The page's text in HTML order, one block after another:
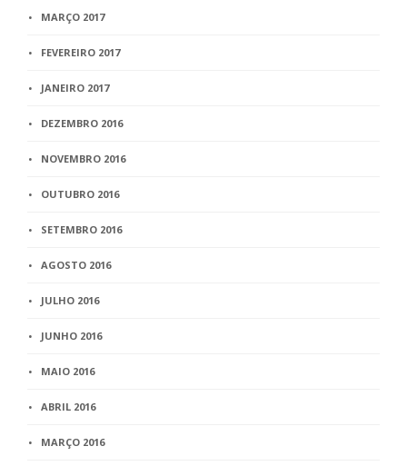
MARÇO 2017
FEVEREIRO 2017
JANEIRO 2017
DEZEMBRO 2016
NOVEMBRO 2016
OUTUBRO 2016
SETEMBRO 2016
AGOSTO 2016
JULHO 2016
JUNHO 2016
MAIO 2016
ABRIL 2016
MARÇO 2016